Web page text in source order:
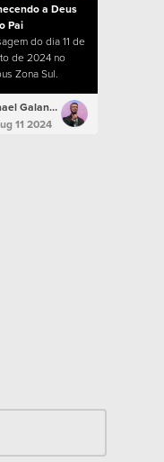
a Deus
Pai
do dia 11 de
de 2024 no
Zona Sul.
Raphael Galante
11 2024